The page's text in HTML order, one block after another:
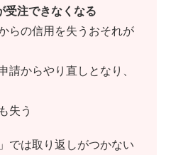
受注できなくなる
らの信用を失うおそれが
請からやり直しとなり、
失う
では取り返しがつかない